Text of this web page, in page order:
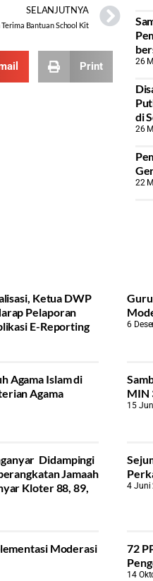
SELANJUTNYA
Bantuan School Kit
Print 26
di
26
22
Ketua DWP
Pelaporan
E-Reporting
6
Agama Islam di
Agama
MIN
15
Didampingi
Jamaah
Kloter 88, 89,
4 Juni
Moderasi
72
14